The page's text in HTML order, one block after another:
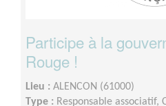
Participe à la
Rouge !
Lieu : ALENCON (61000)
Type : Responsable